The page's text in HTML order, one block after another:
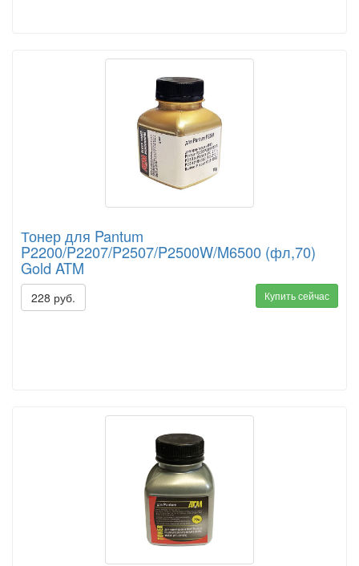
Тонер для Pantum
P2200/P2207/P2507/P2500W/M6500 (фл,70)
Gold ATM
228 руб. Купить сейчас